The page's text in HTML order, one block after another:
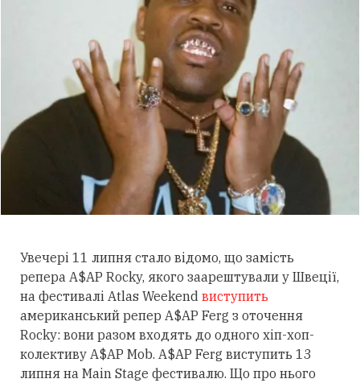
Увечері 11 липня стало відомо, що замість
репера A$AP Rocky, якого заарештували у Швеції,
на фестивалі Atlas Weekend виступить
американський репер A$AP Ferg з оточення
Rocky: вони разом входять до одного хіп-хоп-
колективу A$AP Mob. A$AP Ferg виступить 13
липня на Main Stage фестивалю. Що про нього